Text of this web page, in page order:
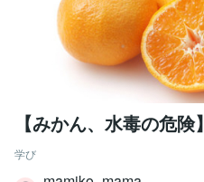
【みかん、水毒の危険】
学び